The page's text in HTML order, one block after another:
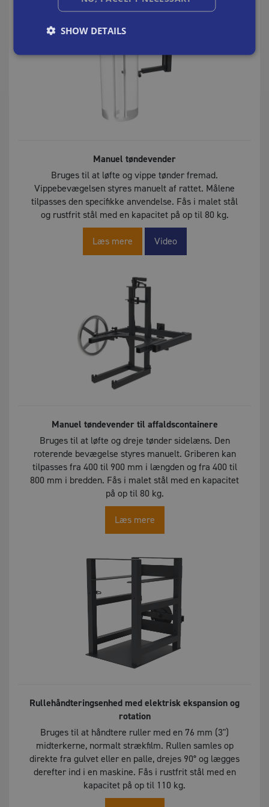
Manuel tøndevender
Bruges til at løfte og vippe tønder fremad.
Vippebevægelsen styres manuelt af rattet. Målene
tilpasses den specifikke anvendelse. Fås i malet stål
og rustfrit stål med en kapacitet på op til 80 kg.
Læs mere Video
Manuel tøndevender til affaldscontainere
Bruges til at løfte og dreje tønder sidelæns. Den
roterende bevægelse styres manuelt. Griberen kan
tilpasses fra 400 til 900 mm i længden og fra 400 til
800 mm i bredden. Fås i malet stål med en kapacitet
på op til 80 kg.
Læs mere
Rullehåndteringsenhed med elektrisk ekspansion og
rotation
Bruges til at håndtere ruller med en 76 mm (3")
midterkerne, normalt strækfilm. Rullen samles op
direkte fra gulvet eller en palle, drejes 90° og lægges
derefter ind i en maskine. Fås i rustfrit stål med en
kapacitet på op til 110 kg.
SHOW DETAILS